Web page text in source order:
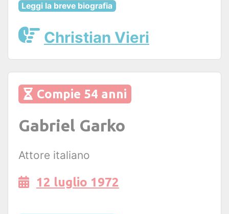
Leggi la breve biografia
Christian Vieri
Compie 54 anni
Gabriel Garko
Attore italiano
12 luglio 1972